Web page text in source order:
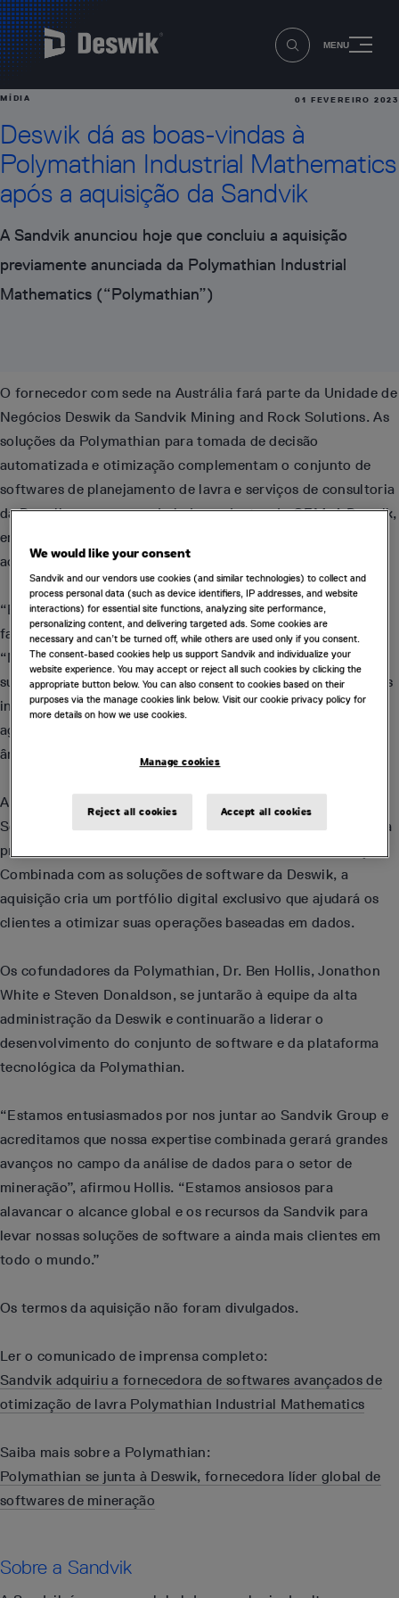
MENU
MÍDIA 01 FEVEREIRO 2023
Deswik dá as boas-vindas à
Polymathian Industrial Mathematics
após a aquisição da Sandvik
A Sandvik anunciou hoje que concluiu a aquisição
previamente anunciada da Polymathian Industrial
Mathematics (“Polymathian”)
O fornecedor com sede na Austrália fará parte da Unidade de
Negócios Deswik da Sandvik Mining and Rock Solutions. As
soluções da Polymathian para tomada de decisão
automatizada e otimização complementam o conjunto de
softwares de planejamento de lavra e serviços de consultoria
da Deswik, permanecendo independentes do OEM. A Deswik,
empresa líder em software de planejamento de lavra, foi
adquirida pela Sandvik em abril de 2022.
“Estamos muito animados em receber a Polymathian na
família Deswik”, disse Matt Chilcott, CEO da Deswik.
“Nossos funcionários têm sido a força motriz de nosso
sucesso. Apresentar o talento, a experiência e as tecnologias
inovadoras da equipe da Polymathian nos posicionará para
agregar um valor ainda maior às operações de mineração no
âmbito global.”
A adição da Polymathian à Sandvik Mining and Rock
Solutions amplia a oferta e é mais um passo para aumentar a
produtividade da cadeia de valor dos clientes de mineração.
Combinada com as soluções de software da Deswik, a
aquisição cria um portfólio digital exclusivo que ajudará os
clientes a otimizar suas operações baseadas em dados.
Os cofundadores da Polymathian, Dr. Ben Hollis, Jonathon
White e Steven Donaldson, se juntarão à equipe da alta
administração da Deswik e continuarão a liderar o
desenvolvimento do conjunto de software e da plataforma
tecnológica da Polymathian.
“Estamos entusiasmados por nos juntar ao Sandvik Group e
acreditamos que nossa expertise combinada gerará grandes
avanços no campo da análise de dados para o setor de
mineração”, afirmou Hollis. “Estamos ansiosos para
alavancar o alcance global e os recursos da Sandvik para
levar nossas soluções de software a ainda mais clientes em
todo o mundo.”
Os termos da aquisição não foram divulgados.
Ler o comunicado de imprensa completo:
Sandvik adquiriu a fornecedora de softwares avançados de
otimização de lavra Polymathian Industrial Mathematics
Saiba mais sobre a Polymathian:
Polymathian se junta à Deswik, fornecedora líder global de
softwares de mineração
Sobre a Sandvik
We would like your consent
Sandvik and our vendors use cookies (and similar technologies) to collect and
process personal data (such as device identifiers, IP addresses, and website
interactions) for essential site functions, analyzing site performance,
personalizing content, and delivering targeted ads. Some cookies are
necessary and can’t be turned off, while others are used only if you consent.
The consent-based cookies help us support Sandvik and individualize your
website experience. You may accept or reject all such cookies by clicking the
appropriate button below. You can also consent to cookies based on their
purposes via the manage cookies link below. Visit our cookie privacy policy for
more details on how we use cookies.
Manage cookies
Reject all cookies Accept all cookies